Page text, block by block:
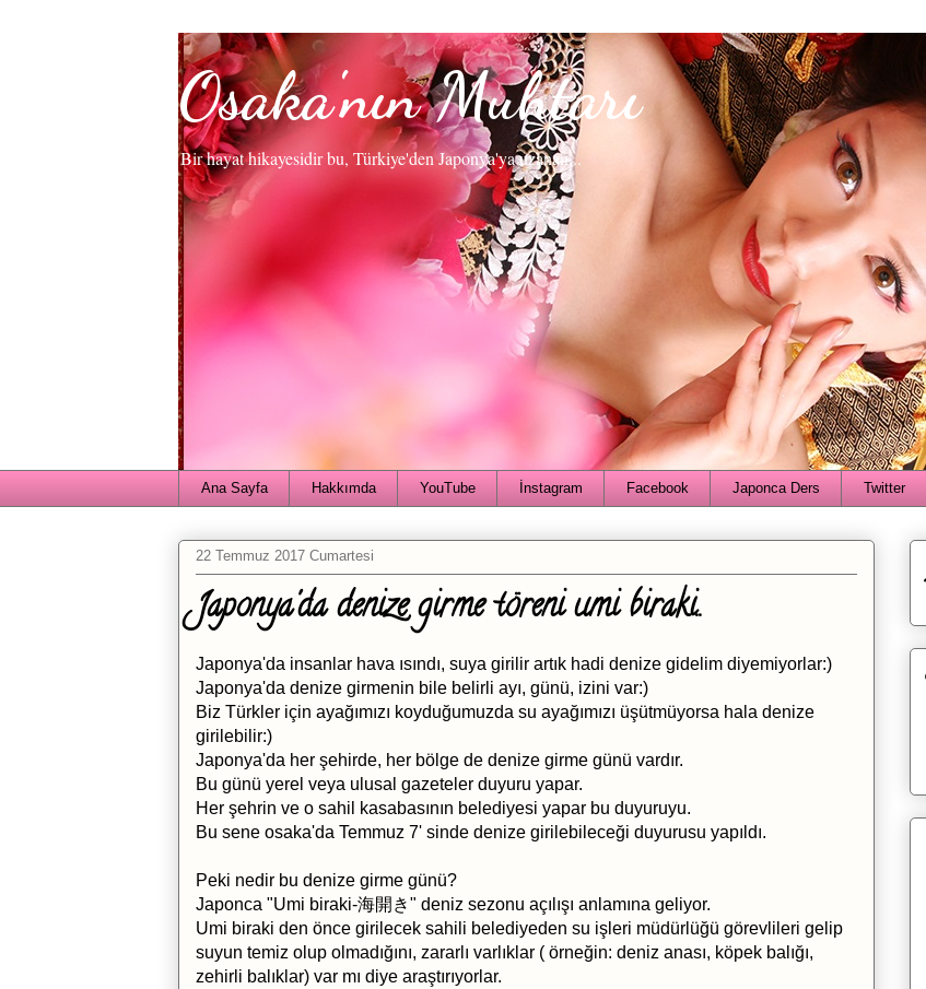
Osaka'nın Muhtarı
Bir hayat hikayesidir bu, Türkiye'den Japonya'ya uzanan...
Ana Sayfa Hakkımda YouTube İnstagram Facebook Japonca Ders Twitter
22 Temmuz 2017 Cumartesi
Japonya'da denize girme töreni umi biraki..
Japonya'da insanlar hava ısındı, suya girilir artık hadi denize gidelim diyemiyorlar:)
Japonya'da denize girmenin bile belirli ayı, günü, izini var:)
Biz Türkler için ayağımızı koyduğumuzda su ayağımızı üşütmüyorsa hala denize
girilebilir:)
Japonya'da her şehirde, her bölge de denize girme günü vardır.
Bu günü yerel veya ulusal gazeteler duyuru yapar.
Her şehrin ve o sahil kasabasının belediyesi yapar bu duyuruyu.
Bu sene osaka'da Temmuz 7' sinde denize girilebileceği duyurusu yapıldı.
Peki nedir bu denize girme günü?
Japonca "Umi biraki-海開き" deniz sezonu açılışı anlamına geliyor.
Umi biraki den önce girilecek sahili belediyeden su işleri müdürlüğü görevlileri gelip
suyun temiz olup olmadığını, zararlı varlıklar ( örneğin: deniz anası, köpek balığı,
zehirli balıklar) var mı diye araştırıyorlar.